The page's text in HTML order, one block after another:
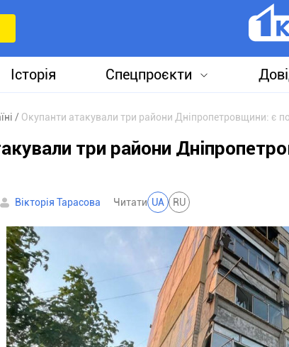
Історія Спецпроєкти
Окупанти атакували три райони Дніпропетровщини: є
три райони
Вікторія Тарасова Читати UA RU